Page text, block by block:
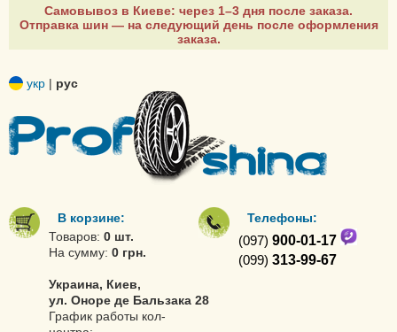
Самовывоз в Киеве: через 1–3 дня после заказа.
Отправка шин — на следующий день после оформления
заказа.
укр | рус
В корзине:
Товаров: 0 шт.
На сумму: 0 грн.
Украина, Киев,
ул. Оноре де Бальзака 28
График работы кол-
Телефоны:
(097) 900-01-17
(099) 313-99-67